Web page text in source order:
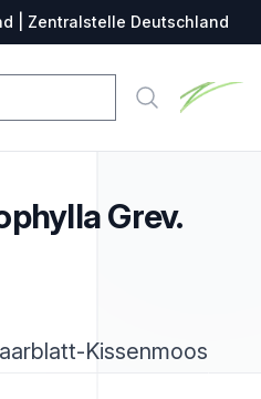
| Zentralstelle Deutschland
Suche
Grev.
Kissenmoos